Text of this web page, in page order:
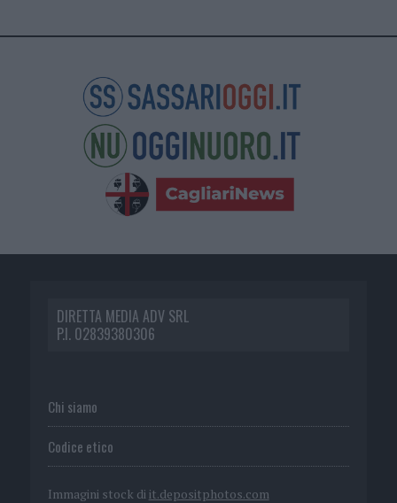
DIRETTA MEDIA ADV SRL
P.I. 02839380306
Chi siamo
Codice etico
Immagini stock di it.depositphotos.com